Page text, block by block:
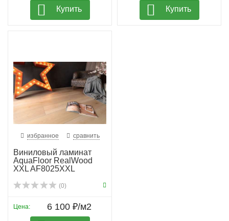
Купить Купить
избранное сравнить
Виниловый ламинат
AquaFloor RealWood
XXL AF8025XXL
(0)
Цена: 6 100 ₽/м2